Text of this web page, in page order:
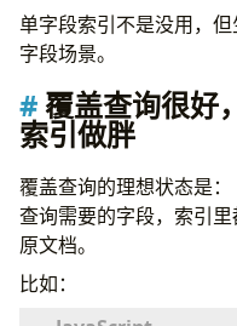
单字段索引不是没用，
字段场景。
覆盖查询很好
索引做胖
覆盖查询的理想状态是：
查询需要的字段，索引
原文档。
比如：